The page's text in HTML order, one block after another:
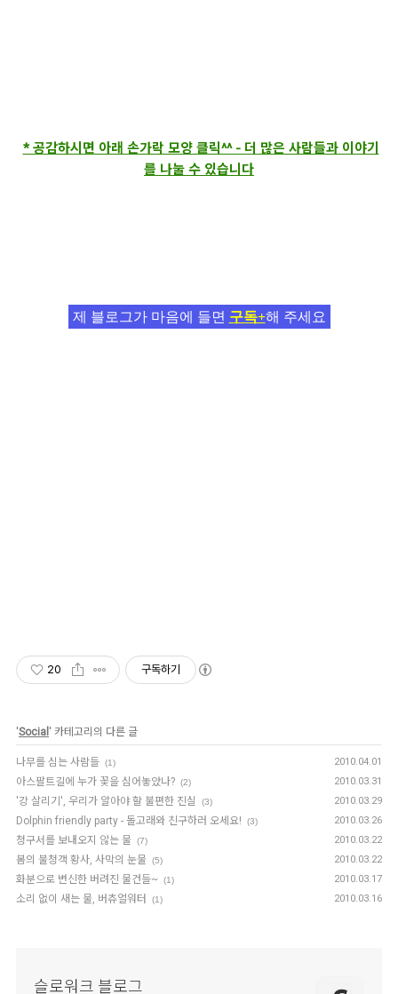
* 공감하시면 아래 손가락 모양 클릭^^ - 더 많은 사람들과 이야기
를 나눌 수 있습니다
제 블로그가 마음에 들면 구독+해 주세요
20 구독하기
'Social ' 카테고리의 다른 글
나무를 심는 사람들 (1) 2010.04.01
아스팔트길에 누가 꽃을 심어놓았나? (2) 2010.03.31
'강 살리기', 우리가 알아야 할 불편한 진실 (3) 2010.03.29
Dolphin friendly party - 돌고래와 친구하러 오세요! (3) 2010.03.26
청구서를 보내오지 않는 물 (7) 2010.03.22
봄의 불청객 황사, 사막의 눈물 (5) 2010.03.22
화분으로 변신한 버려진 물건들~ (1) 2010.03.17
소리 없이 새는 물, 버츄얼워터 (1) 2010.03.16
슬로워크 블로그